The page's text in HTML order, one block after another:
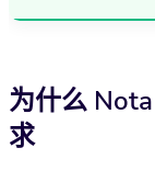
为什么
求